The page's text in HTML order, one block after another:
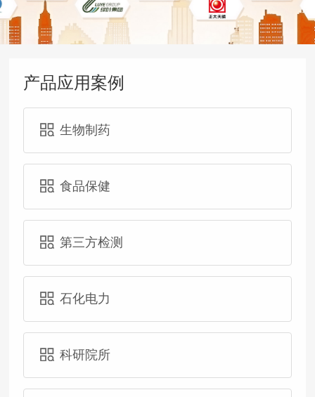
产品应用案例
生物制药
食品保健
第三方检测
石化电力
科研院所